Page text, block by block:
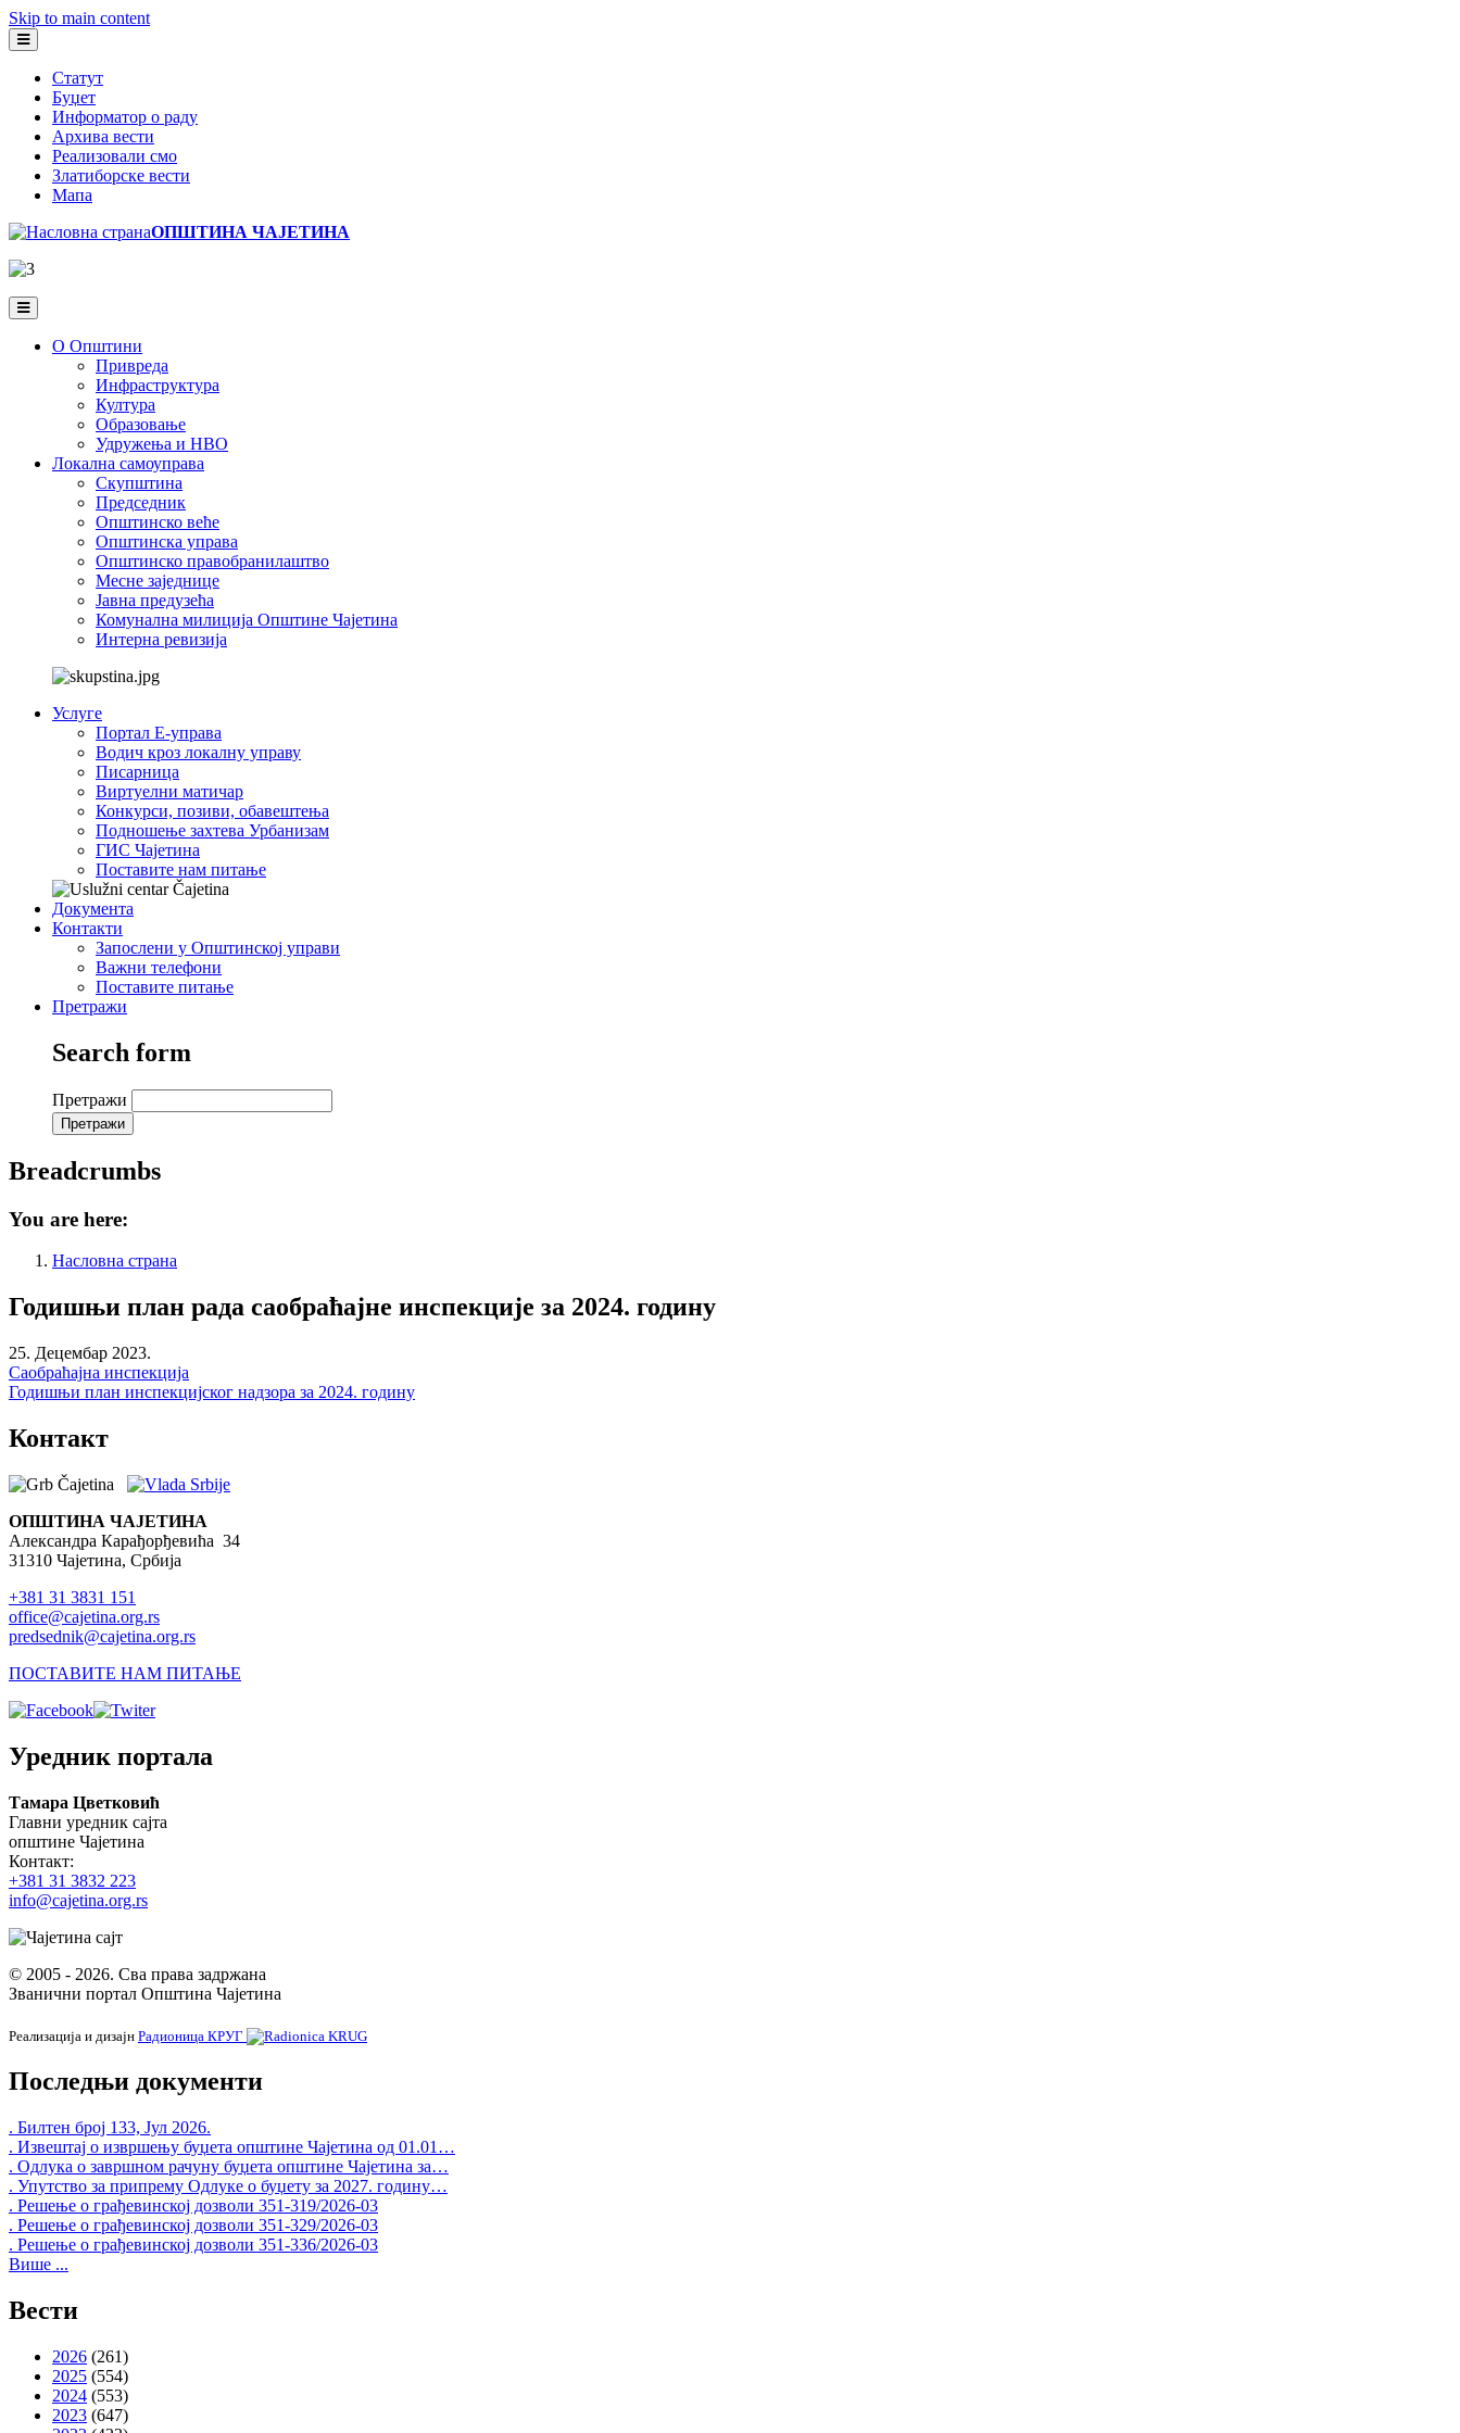
Skip to main content
Статут
Буџет
Информатор о раду
Архива вести
Реализовали смо
Златиборске вести
Мапа
ОПШТИНА ЧАЈЕТИНА
О Општини
Привреда
Инфраструктура
Култура
Образовање
Удружења и НВО
Локална самоуправа
Скупштина
Председник
Општинско веће
Општинска управа
Општинско правобранилаштво
Месне заједнице
Јавна предузећа
Комунална милиција Општине Чајетина
Интерна ревизија
Услуге
Портал Е-управа
Водич кроз локалну управу
Писарница
Виртуелни матичар
Конкурси, позиви, обавештења
Подношење захтева Урбанизам
ГИС Чајетина
Поставите нам питање
Документа
Контакти
Запослени у Општинској управи
Важни телефони
Поставите питање
Претражи
Search form
Претражи
Breadcrumbs
You are here:
Насловна страна
Годишњи план рада саобраћајне инспекције за 2024. годину
25. Децембар 2023.
Саобраћајна инспекција
Годишњи план инспекцијског надзора за 2024. годину
Контакт
ОПШТИНА ЧАЈЕТИНА
Александра Карађорђевића 34
31310 Чајетина, Србија
+381 31 3831 151
office@cajetina.org.rs
predsednik@cajetina.org.rs
ПОСТАВИТЕ НАМ ПИТАЊЕ
Уредник портала
Тамара Цветковић
Главни уредник сајта
општине Чајетина
Контакт:
+381 31 3832 223
info@cajetina.org.rs
© 2005 - 2026. Сва права задржана
Званични портал Општина Чајетина
Реализација и дизајн Радионица КРУГ
Последњи документи
. Билтен број 133, Јул 2026.
. Извештај о извршењу буџета општине Чајетина од 01.01…
. Одлука о завршном рачуну буџета општине Чајетина за…
. Упутство за припрему Одлуке о буџету за 2027. годину…
. Решење о грађевинској дозволи 351-319/2026-03
. Решење о грађевинској дозволи 351-329/2026-03
. Решење о грађевинској дозволи 351-336/2026-03
Више ...
Вести
2026 (261)
2025 (554)
2024 (553)
2023 (647)